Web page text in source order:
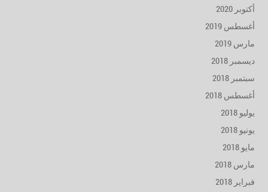
أكتوبر 2020
أغسطس 2019
مارس 2019
ديسمبر 2018
سبتمبر 2018
أغسطس 2018
يوليو 2018
يونيو 2018
مايو 2018
مارس 2018
فبراير 2018